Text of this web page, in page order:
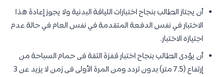
أن يجتاز الطالب بنجاح اختبارات اللياقة البدنية ولا يجوز إعادة هذا
الاختبار في نفس الدفعة المتقدمة في نفس العام في حالة عدم
اجتيازه الاختبار.
أن يؤدى الطالب بنجاح اختبار قفزة الثقة فى حمام السباحة من
إرتفاع (7.5 متر) بدون تردد ومن المرة الأولى فى زمن لا يزيد عن 3